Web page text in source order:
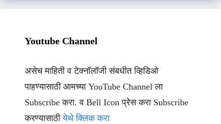
Youtube Channel
असेच माहिती व टेक्नॉलॉजी संबधीत व्हिडिओ
पाहण्यासाठी आमच्या YouTube Channel ला
Subscribe करा. व Bell Icon प्रेस करा Subscribe
करण्यासाठीयेथे क्लिक करा